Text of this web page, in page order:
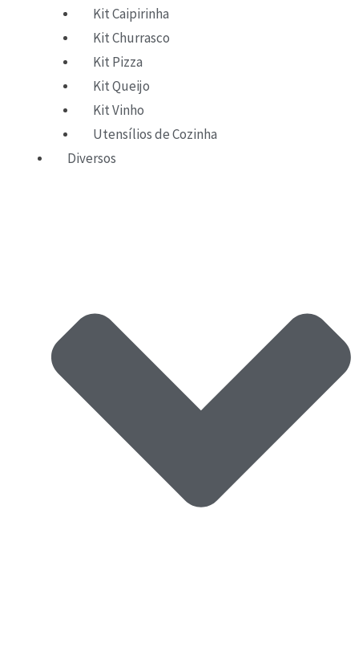
Kit Caipirinha
Kit Churrasco
Kit Pizza
Kit Queijo
Kit Vinho
Utensílios de Cozinha
Diversos